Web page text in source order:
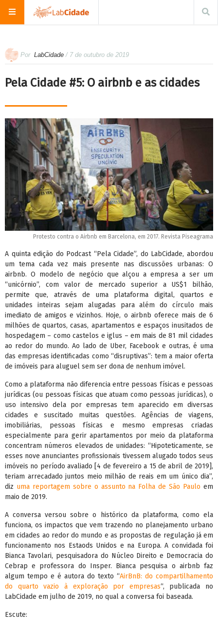
Por LabCidade / 7 de outubro de 2019
Pela Cidade #5: O airbnb e as cidades
Protesto contra o Airbnb em Barcelona, em 2017. Revista Piseagrama
A quinta edição do Podcast “Pela Cidade”, do LabCidade, abordou
um tema cada vez mais presente nas discussões urbanas: O
airbnb. O modelo de negócio que alçou a empresa a ser um
“unicórnio”, com valor de mercado superior a US$1 bilhão,
permite que, através de uma plataforma digital, quartos e
unidades inteiras sejam alugadas para além do círculo mais
imediato de amigos e vizinhos. Hoje, o airbnb oferece mais de 6
milhões de quartos, casas, apartamentos e espaços inusitados de
hospedagem – como castelos e iglus – em mais de 81 mil cidades
ao redor do mundo. Ao lado de Uber, Facebook e outras, é uma
das empresas identificadas como “disruptivas”: tem a maior oferta
de imóveis para aluguel sem ser dona de nenhum imóvel.
Como a plataforma não diferencia entre pessoas físicas e pessoas
jurídicas (ou pessoas físicas que atuam como pessoas jurídicas), o
uso intensivo dela por empresas tem aparecido em diversas
cidades e suscitado muitas questões. Agências de viagens,
imobiliárias, pessoas físicas e mesmo empresas criadas
especialmente para gerir apartamentos por meio da plataforma
concentram números elevados de unidades: “Hipoteticamente, se
esses nove anunciantes profissionais tivessem alugado todos seus
imóveis no período avaliado [4 de fevereiro a 15 de abril de 2019],
teriam arrecadado juntos meio milhão de reais em um único dia”,
diz uma reportagem sobre o assunto na Folha de São Paulo em
maio de 2019.
A conversa versou sobre o histórico da plataforma, como ela
funciona, os impactos que vem trazendo no planejamento urbano
em cidades ao redor do mundo e as propostas de regulação já em
funcionamento nos Estaods Unidos e na Europa. A convidada foi
Bianca Tavolari, pesquisadora do Núcleo Direito e Democracia do
Cebrap e professora do Insper. Bianca pesquisa o airbnb faz
algum tempo e é autora do texto “AirBnB: do compartilhamento
do quarto vazio à exploração por empresas“, publicada no
LabCidade em julho de 2019, no qual a conversa foi baseada.
Escute: